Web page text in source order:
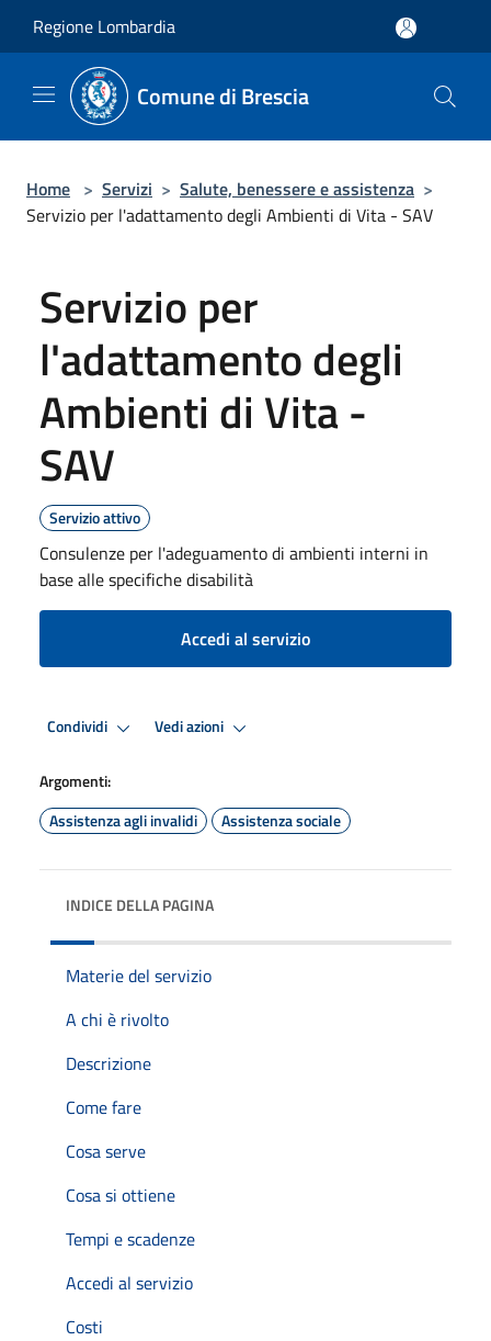
Regione Lombardia
Comune di Brescia
Home > Servizi > Salute, benessere e assistenza >
Servizio per l'adattamento degli Ambienti di Vita - SAV
Servizio per
l'adattamento degli
Ambienti di Vita -
SAV
Servizio attivo
Consulenze per l'adeguamento di ambienti interni in
base alle specifiche disabilità
Accedi al servizio
Condividi Vedi azioni
Argomenti:
Assistenza agli invalidi
Assistenza sociale
INDICE DELLA PAGINA
Materie del servizio
A chi è rivolto
Descrizione
Come fare
Cosa serve
Cosa si ottiene
Tempi e scadenze
Accedi al servizio
Costi